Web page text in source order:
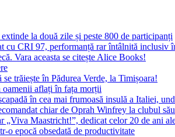
la două zile și peste 800 de participanți
cu CRI 97, performanță rar întâlnită inclusiv
Vara aceasta se citește Alice Books!
trăiește în Pădurea Verde, la Timișoara!
aflați în fața morții
în cea mai frumoasă insulă a Italiei,
chiar de Oprah Winfrey la clubul
Maastricht!”, dedicat celor 20 de ani
o epocă obsedată de productivitate